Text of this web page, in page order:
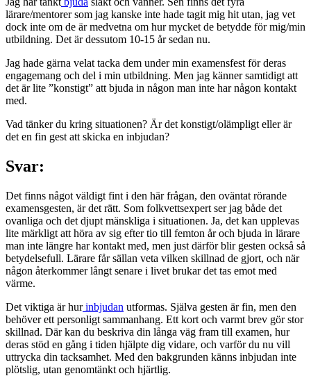
lärare/mentorer som jag kanske inte hade tagit mig hit utan, jag vet
dock inte om de är medvetna om hur mycket de betydde för mig/min
utbildning. Det är dessutom 10-15 år sedan nu.
Jag hade gärna velat tacka dem under min examensfest för deras
engagemang och del i min utbildning. Men jag känner samtidigt att
det är lite ”konstigt” att bjuda in någon man inte har någon kontakt
med.
Vad tänker du kring situationen? Är det konstigt/olämpligt eller är
det en fin gest att skicka en inbjudan?
Svar:
Det finns något väldigt fint i den här frågan, den oväntat rörande
examensgesten, är det rätt. Som folkvettsexpert ser jag både det
ovanliga och det djupt mänskliga i situationen. Ja, det kan upplevas
lite märkligt att höra av sig efter tio till femton år och bjuda in lärare
man inte längre har kontakt med, men just därför blir gesten också så
betydelsefull. Lärare får sällan veta vilken skillnad de gjort, och när
någon återkommer långt senare i livet brukar det tas emot med
värme.
Det viktiga är hurinbjudan utformas. Själva gesten är fin, men den
behöver ett personligt sammanhang. Ett kort och varmt brev gör stor
skillnad. Där kan du beskriva din långa väg fram till examen, hur
deras stöd en gång i tiden hjälpte dig vidare, och varför du nu vill
uttrycka din tacksamhet. Med den bakgrunden känns inbjudan inte
plötslig, utan genomtänkt och hjärtlig.